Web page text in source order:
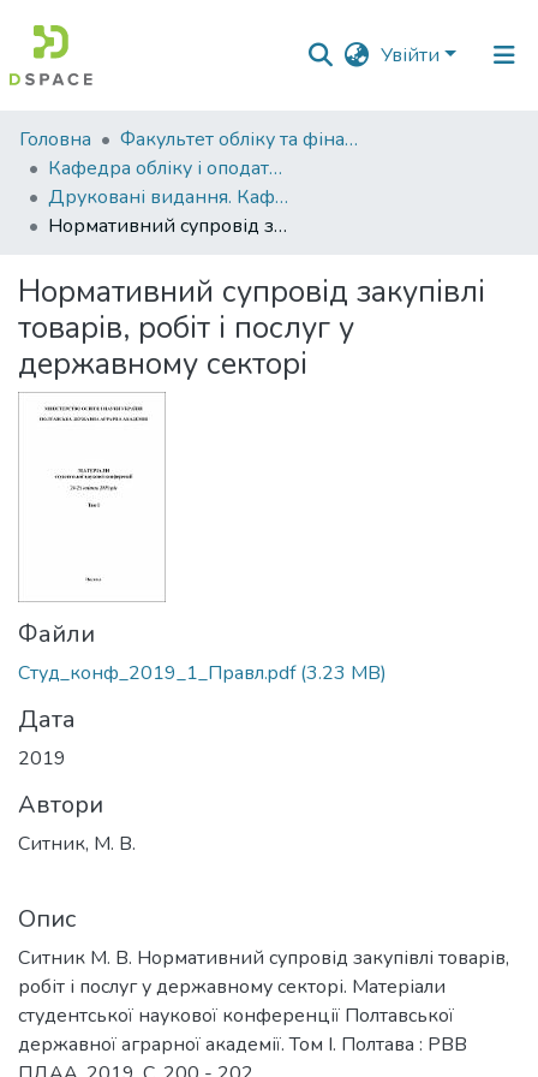
Увійти
Фонди
та
зібрання
Пошук за критеріями
Статистика
Головна
Факультет обліку та фінансів
Кафедра обліку і оподаткування
Друковані видання. Кафедра обліку і оподаткування
Нормативний супровід закупівлі товарів, робіт і послуг у державному секторі
Нормативний супровід закупівлі
товарів, робіт і послуг у
державному секторі
Файли
Студ_конф_2019_1_Правл.pdf(3.23 MB)
Дата
2019
Автори
Ситник, М. В.
Опис
Ситник М. В. Нормативний супровід закупівлі товарів,
робіт і послуг у державному секторі. Матеріали
студентської наукової конференції Полтавської
державної аграрної академії. Том І. Полтава : РВВ